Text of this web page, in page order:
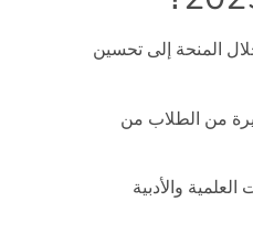
المنحة إلى تحسين
من الطلاب من
والأدبية